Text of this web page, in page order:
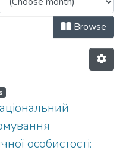
Browse
особистості: